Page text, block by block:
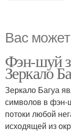
Вас
Фэн-шуй
Зеркало
Зеркало Багуа
символов в фэн-
потоки любой
исходящей из